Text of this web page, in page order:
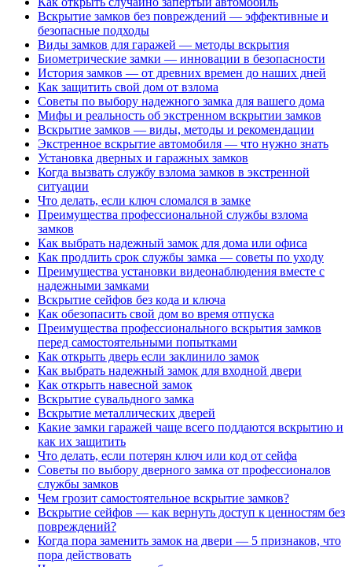
Вскрытие замков без повреждений — эффективные и
безопасные подходы
Виды замков для гаражей — методы вскрытия
Биометрические замки — инновации в безопасности
История замков — от древних времен до наших дней
Как защитить свой дом от взлома
Советы по выбору надежного замка для вашего дома
Мифы и реальность об экстренном вскрытии замков
Вскрытие замков — виды, методы и рекомендации
Экстренное вскрытие автомобиля — что нужно знать
Установка дверных и гаражных замков
Когда вызвать службу взлома замков в экстренной
ситуации
Что делать, если ключ сломался в замке
Преимущества профессиональной службы взлома
замков
Как выбрать надежный замок для дома или офиса
Как продлить срок службы замка — советы по уходу
Преимущества установки видеонаблюдения вместе с
надежными замками
Вскрытие сейфов без кода и ключа
Как обезопасить свой дом во время отпуска
Преимущества профессионального вскрытия замков
перед самостоятельными попытками
Как открыть дверь если заклинило замок
Как выбрать надежный замок для входной двери
Как открыть навесной замок
Вскрытие сувальдного замка
Вскрытие металлических дверей
Какие замки гаражей чаще всего поддаются вскрытию и
как их защитить
Что делать, если потерян ключ или код от сейфа
Советы по выбору дверного замка от профессионалов
службы замков
Чем грозит самостоятельное вскрытие замков?
Вскрытие сейфов — как вернуть доступ к ценностям без
повреждений?
Когда пора заменить замок на двери — 5 признаков, что
пора действовать